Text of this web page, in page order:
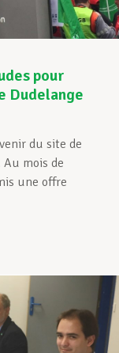
pour
Dudelange
du site de
mois de
une offre